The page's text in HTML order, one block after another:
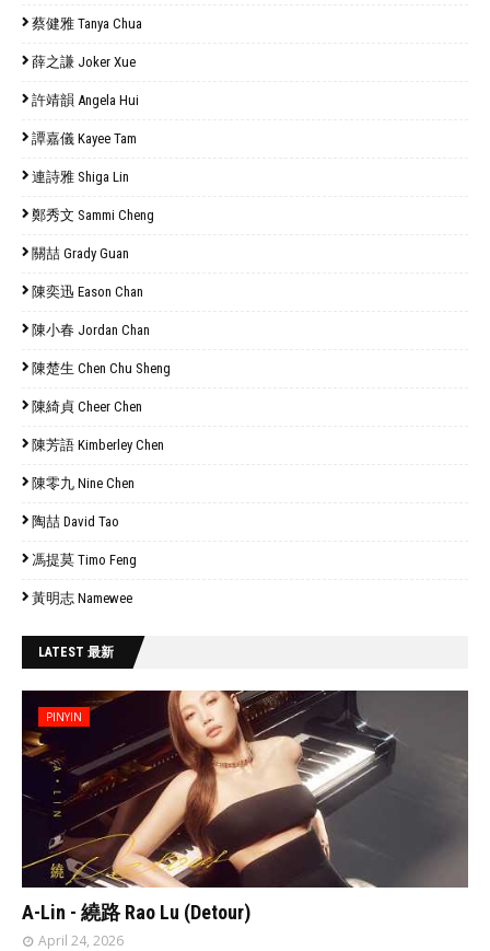
蔡健雅 Tanya Chua
薛之謙 Joker Xue
許靖韻 Angela Hui
譚嘉儀 Kayee Tam
連詩雅 Shiga Lin
鄭秀文 Sammi Cheng
關喆 Grady Guan
陳奕迅 Eason Chan
陳小春 Jordan Chan
陳楚生 Chen Chu Sheng
陳綺貞 Cheer Chen
陳芳語 Kimberley Chen
陳零九 Nine Chen
陶喆 David Tao
馮提莫 Timo Feng
黃明志 Namewee
LATEST 最新
PINYIN
A-Lin - 繞路 Rao Lu (Detour)
April 24, 2026